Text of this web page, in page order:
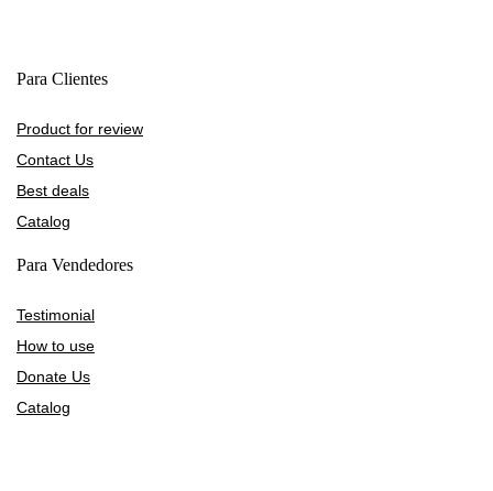
Para Clientes
Product for review
Contact Us
Best deals
Catalog
Para Vendedores
Testimonial
How to use
Donate Us
Catalog